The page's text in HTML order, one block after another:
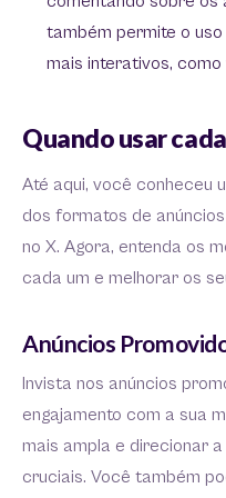
também permite o
mais interativos, como
Quando usar
Até aqui, você conheceu
dos formatos de
no X. Agora, entenda os
cada um e melhorar os
Anúncios
Invista nos anúncios
engajamento com a sua
mais ampla e direcionar
cruciais. Você também